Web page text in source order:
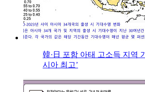
韓·日 포함 아태 고소득 지역
시아 최고’